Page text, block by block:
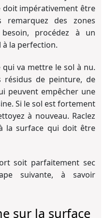
doit impérativement être
des zones
procédez à un
la perfection.
qui va mettre le sol à nu.
résidus de peinture, de
peuvent empêcher une
Si le sol est fortement
à nouveau. Raclez
la surface qui doit être
soit parfaitement sec
suivante, à savoir
sur la surface